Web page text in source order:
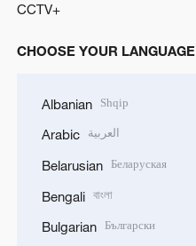
CCTV+
CHOOSE YOUR LANGUAGE
Albanian Shqip
Arabic العربية
Belarusian Беларуская
Bengali বাংলা
Bulgarian Български